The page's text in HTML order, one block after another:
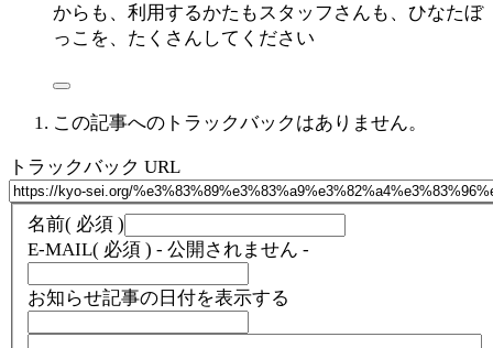
からも、利用するかたもスタッフさんも、ひなたぼ
っこを、たくさんしてください
この記事へのトラックバックはありません。
トラックバック URL
名前( 必須 )
E-MAIL( 必須 ) - 公開されません -
お知らせ記事の日付を表示する